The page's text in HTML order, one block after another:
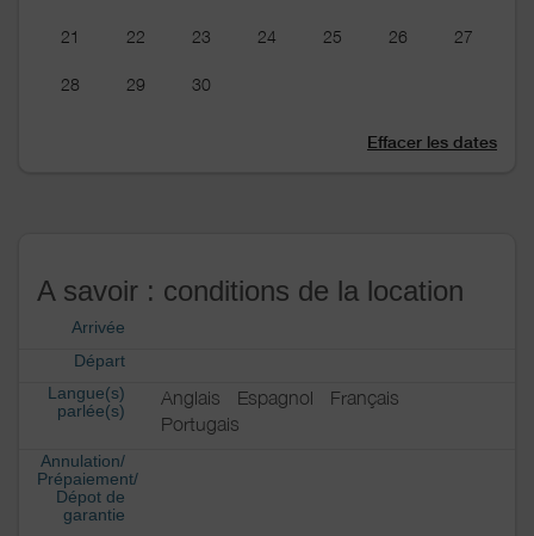
21 22 23 24 25 26 27
28 29 30
Effacer les dates
A savoir : conditions de la location
Arrivée
Départ
Langue(s)
parlée(s)
Anglais Espagnol
Français
Portugais
Annulation/
Prépaiement/
Dépot de
garantie